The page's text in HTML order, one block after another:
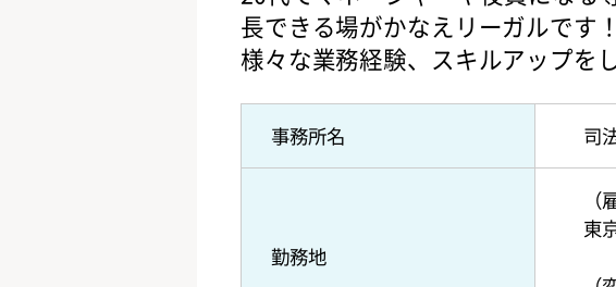
長できる場がかなえリーガルです！
様々な業務経験、スキルアップを
事務所名 司
勤務地
東